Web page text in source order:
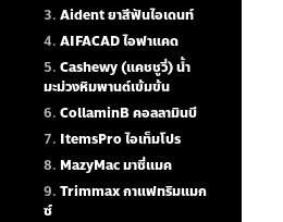
Aident ยาสีฟันไอเดนท์
AIFACAD ไอฟาแคด
Cashewy (แคชชูวี่) น้ำ
มะม่วงหิมพานต์เข้มข้น
CollaminB คอลลามินบี
ItemsPro ไอเท็มโปร
MazyMac มาซี่แมค
Trimmax กาแฟทริมแมก
ซ์